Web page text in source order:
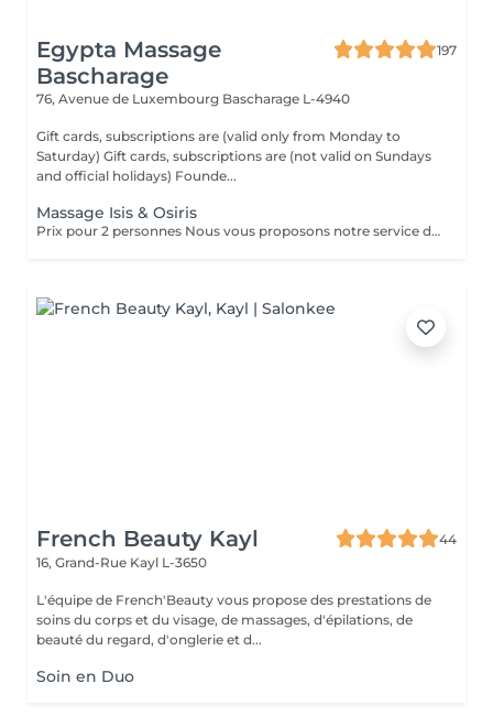
Egypta Massage
Bascharage
197
76, Avenue de Luxembourg Bascharage L-4940
Gift cards, subscriptions are (valid only from Monday to
Saturday) Gift cards, subscriptions are (not valid on Sundays
and official holidays) Founde...
Massage Isis & Osiris
Prix pour 2 personnes Nous vous proposons notre service de massage pour couples. Le massage en couple vous permet de profiter de notre massothérapie en compagnie de votre conjoint dans une seule pièce. Cela permettrait aux couples d'en profiter doublement. Le couple bénéficie d'un moment en or pour renouer avec l'autre et ils peuvent apprendre comment prendre soin l'un de l'autre ou se mettre à l'aise mutuellement.
French Beauty Kayl
44
16, Grand-Rue Kayl L-3650
L'équipe de French'Beauty vous propose des prestations de
soins du corps et du visage, de massages, d'épilations, de
beauté du regard, d'onglerie et d...
Soin en Duo